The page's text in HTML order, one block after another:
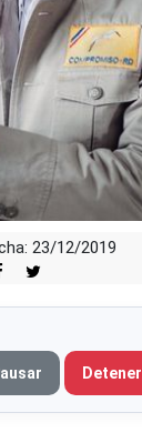
23/12/2019
Detener